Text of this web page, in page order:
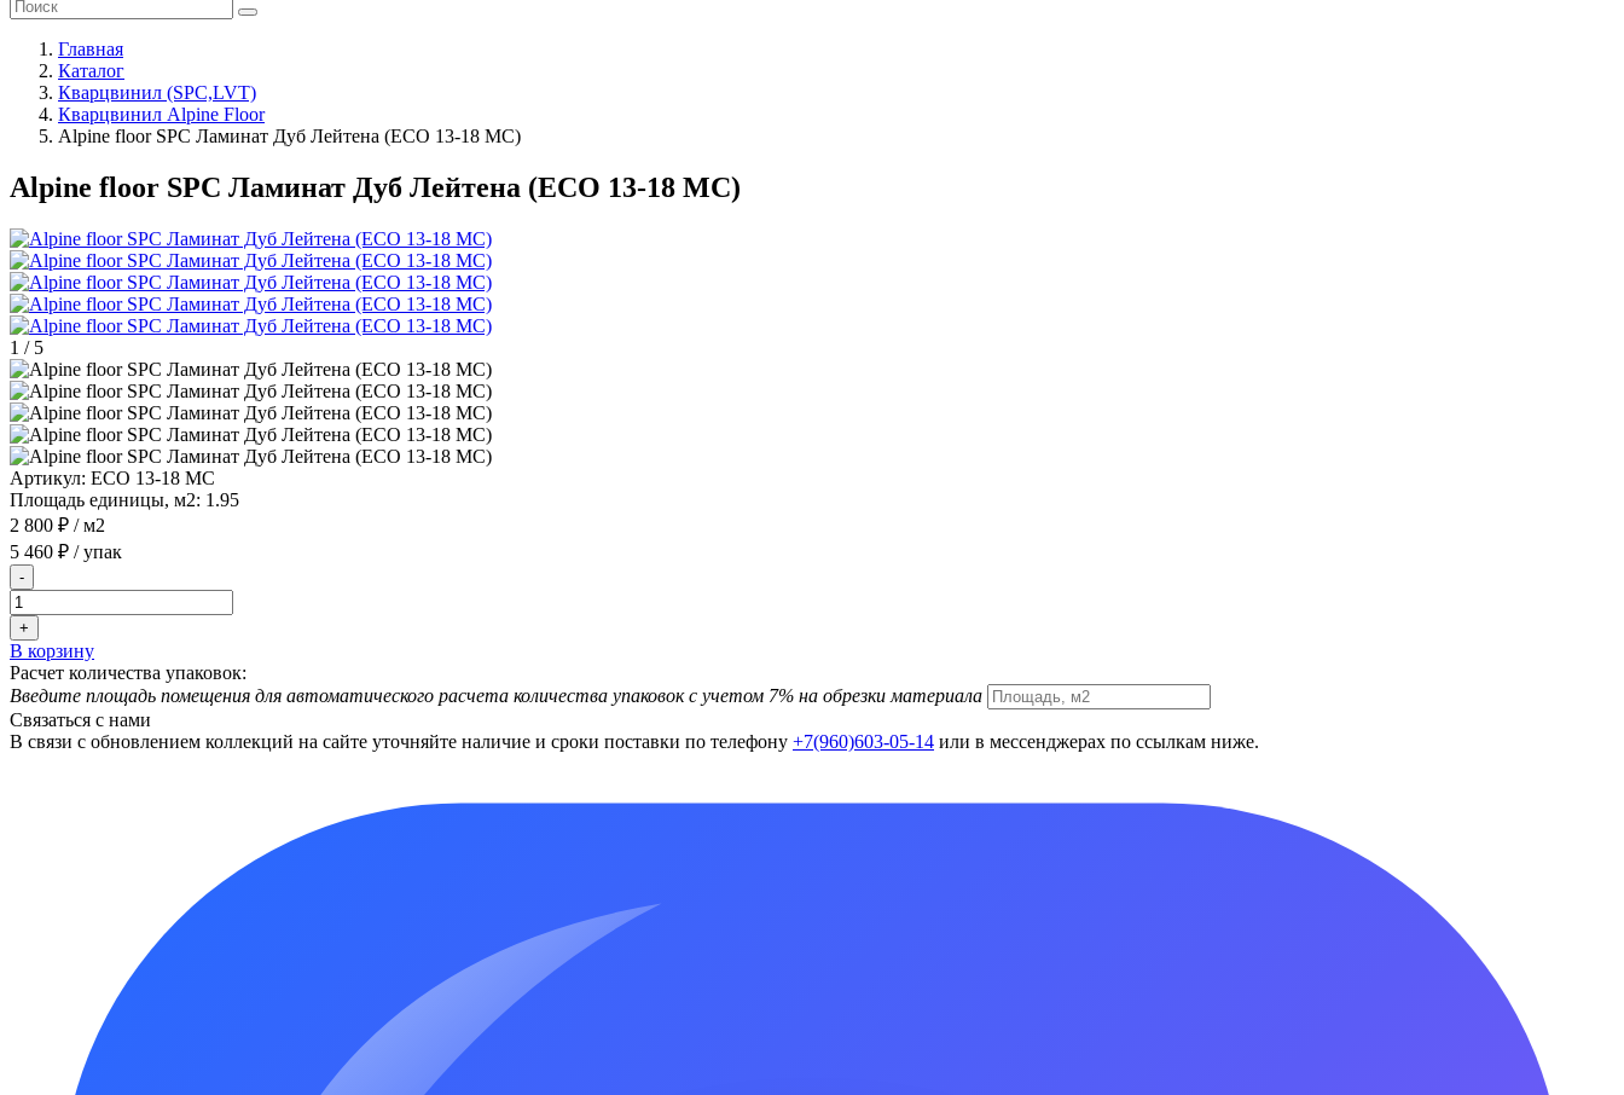
Главная
Каталог
Кварцвинил (SPC,LVT)
Кварцвинил Alpine Floor
Alpine floor SPC Ламинат Дуб Лейтена (ЕСО 13-18 MC)
Alpine floor SPC Ламинат Дуб Лейтена (ЕСО 13-18 MC)
1 / 5
Артикул: ЕСО 13-18 MC
Площадь единицы, м2: 1.95
2 800 ₽ / м2
5 460 ₽ / упак
-
+
В корзину
Расчет количества упаковок:
Введите площадь помещения для автоматического расчета количества упаковок с учетом 7% на обрезки материала
Связаться с нами
В связи с обновлением коллекций на сайте уточняйте наличие и сроки поставки по телефону +7(960)603-05-14 или в мессенджерах по ссылкам ниже.